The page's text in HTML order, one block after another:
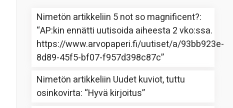
Nimetön artikkeliin 5 not so magnificent?:
“AP:kin ennätti uutisoida aiheesta 2 vko:ssa.
https://www.arvopaperi.fi/uutiset/a/93bb923e-
8d89-45f5-bf07-f957d398c87c”
Nimetön artikkeliin Uudet kuviot, tuttu
osinkovirta: “Hyvä kirjoitus”